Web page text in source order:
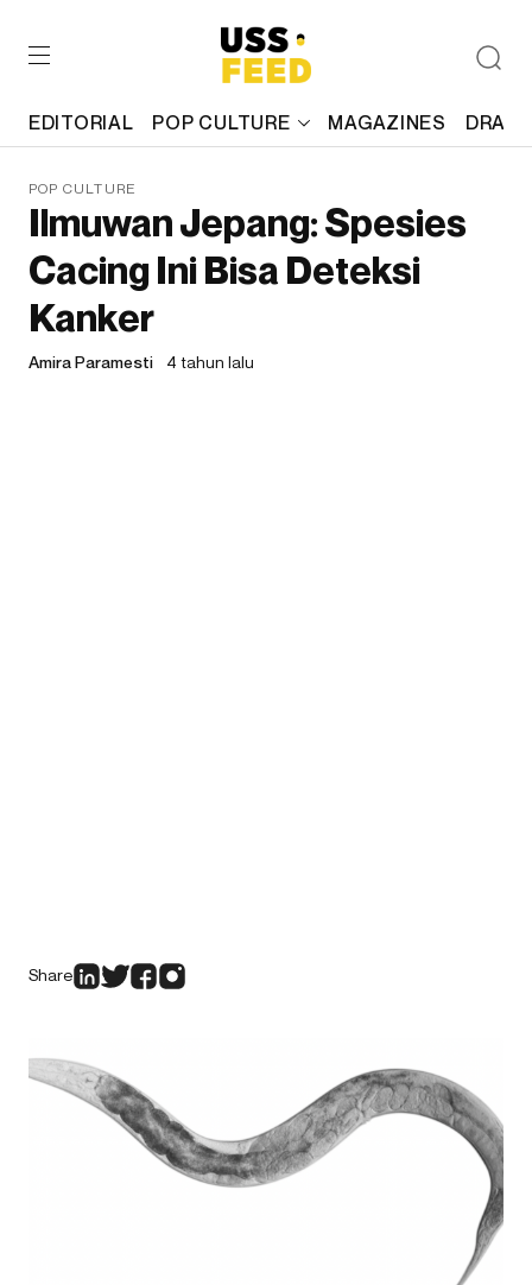
EDITORIAL POP CULTURE MAGAZINES
POP CULTURE
Ilmuwan Jepang: Spesies
Cacing Ini Bisa Deteksi
Kanker
Amira Paramesti 4 tahun lalu
Share